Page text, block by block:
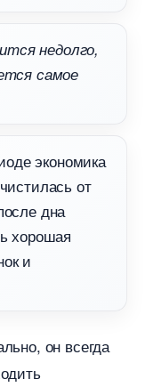
недолго,
самое
экономика
от
дна
хорошая
и
он всегда